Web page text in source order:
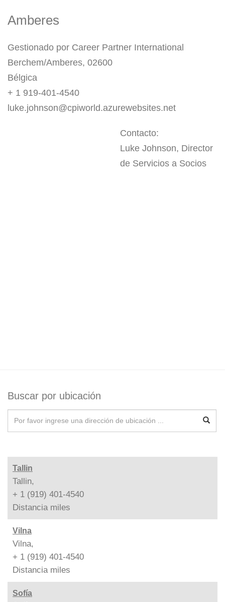
Amberes
Gestionado por Career Partner International
Berchem/Amberes, 02600
Bélgica
+ 1 919-401-4540
luke.johnson@cpiworld.azurewebsites.net
Contacto:
Luke Johnson, Director
de Servicios a Socios
Buscar por ubicación
Tallin
Tallin,
+ 1 (919) 401-4540
Distancia miles
Vilna
Vilna,
+ 1 (919) 401-4540
Distancia miles
Sofía